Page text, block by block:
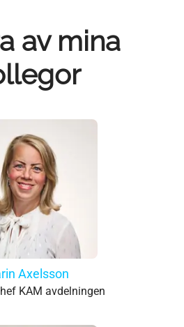
av mina
Axelsson
KAM avdelningen